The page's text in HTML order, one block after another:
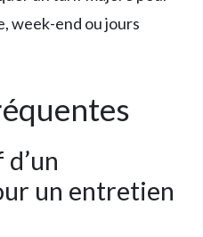
week-end ou jours
un entretien